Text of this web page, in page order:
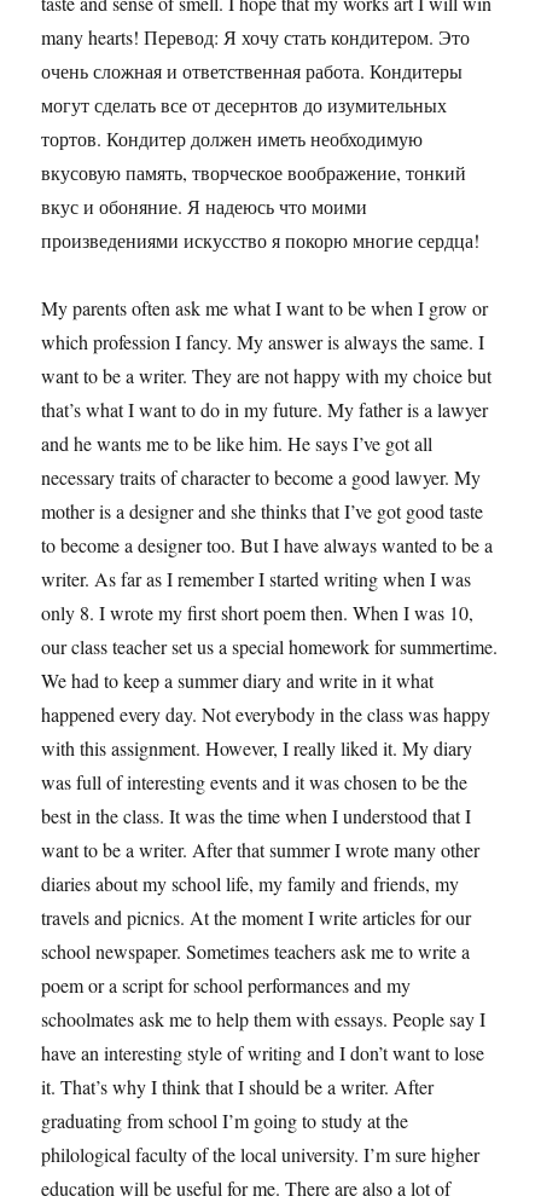
many hearts! Перевод: Я хочу стать кондитером. Это
очень сложная и ответственная работа. Кондитеры
могут сделать все от десернтов до изумительных
тортов. Кондитер должен иметь необходимую
вкусовую память, творческое воображение, тонкий
вкус и обоняние. Я надеюсь что моими
произведениями искусство я покорю многие сердца!
My parents often ask me what I want to be when I grow or
which profession I fancy. My answer is always the same. I
want to be a writer. They are not happy with my choice but
that’s what I want to do in my future. My father is a lawyer
and he wants me to be like him. He says I’ve got all
necessary traits of character to become a good lawyer. My
mother is a designer and she thinks that I’ve got good taste
to become a designer too. But I have always wanted to be a
writer. As far as I remember I started writing when I was
only 8. I wrote my first short poem then. When I was 10,
our class teacher set us a special homework for summertime.
We had to keep a summer diary and write in it what
happened every day. Not everybody in the class was happy
with this assignment. However, I really liked it. My diary
was full of interesting events and it was chosen to be the
best in the class. It was the time when I understood that I
want to be a writer. After that summer I wrote many other
diaries about my school life, my family and friends, my
travels and picnics. At the moment I write articles for our
school newspaper. Sometimes teachers ask me to write a
poem or a script for school performances and my
schoolmates ask me to help them with essays. People say I
have an interesting style of writing and I don’t want to lose
it. That’s why I think that I should be a writer. After
graduating from school I’m going to study at the
philological faculty of the local university. I’m sure higher
education will be useful for me. There are also a lot of